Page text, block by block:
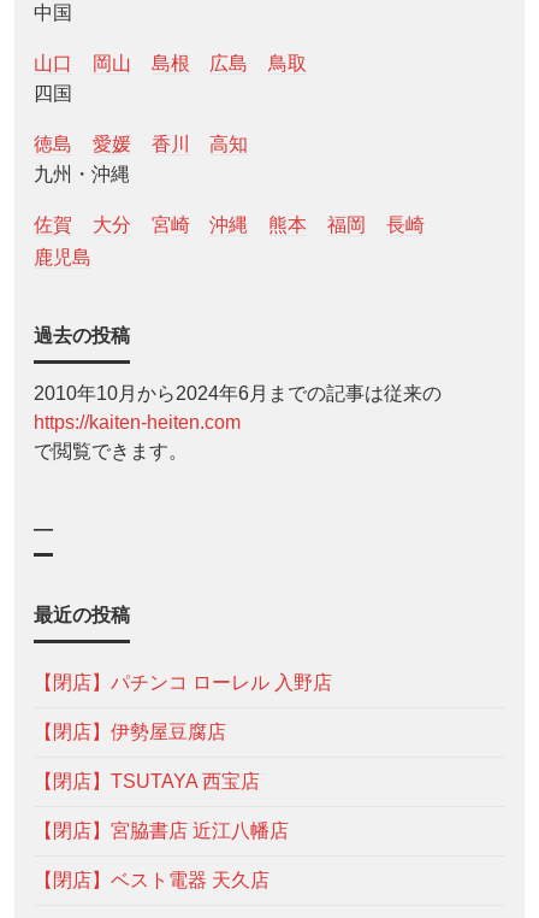
中国
山口 岡山 島根 広島
鳥取
四国
徳島 愛媛 香川
高知
九州・沖縄
佐賀 大分 宮崎 沖縄 熊本 福岡
長崎
鹿児島
過去の投稿
2010年10月から2024年6月までの記事は従来の
https://kaiten-heiten.com
で閲覧できます。
—
最近の投稿
【閉店】パチンコ ローレル 入野店
【閉店】伊勢屋豆腐店
【閉店】TSUTAYA 西宝店
【閉店】宮脇書店 近江八幡店
【閉店】ベスト電器 天久店